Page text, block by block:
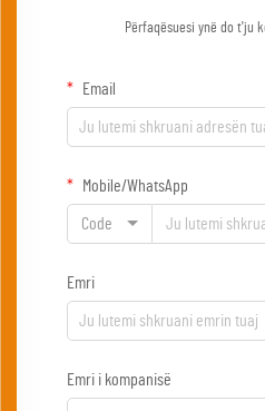
Përfaqësuesi ynë do t'ju
Email
Mobile/WhatsApp
Code
Emri
Emri i kompanisë